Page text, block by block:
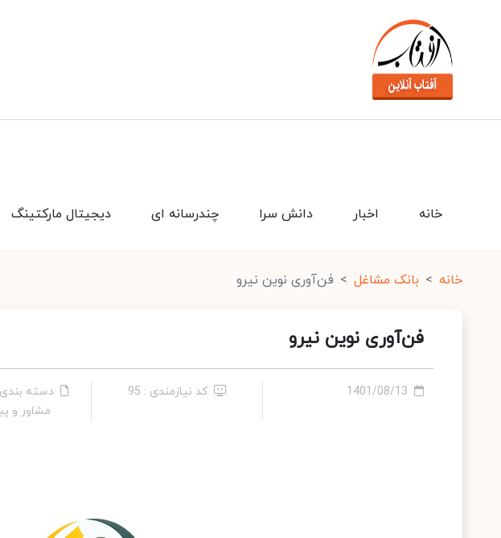
دیجیتال مارکتینگ چندرسانه ای دانش سرا اخبار خانه
خانه بانک مشاغل فن‌آوری نوین نیرو
فن‌آوری نوین نیرو
1401/08/13 کد نیازمندی : 95
دسته
مشاور و